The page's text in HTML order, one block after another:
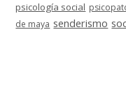
psicología social
de maya senderismo